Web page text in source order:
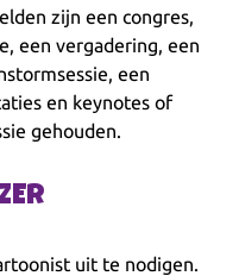
zijn een congres,
een vergadering, een
een
en keynotes of
gehouden.
uit te nodigen.